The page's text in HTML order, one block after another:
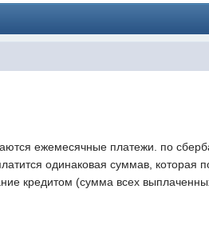
ежемесячные платежи. по
одинаковая суммав, которая
кредитом (сумма всех